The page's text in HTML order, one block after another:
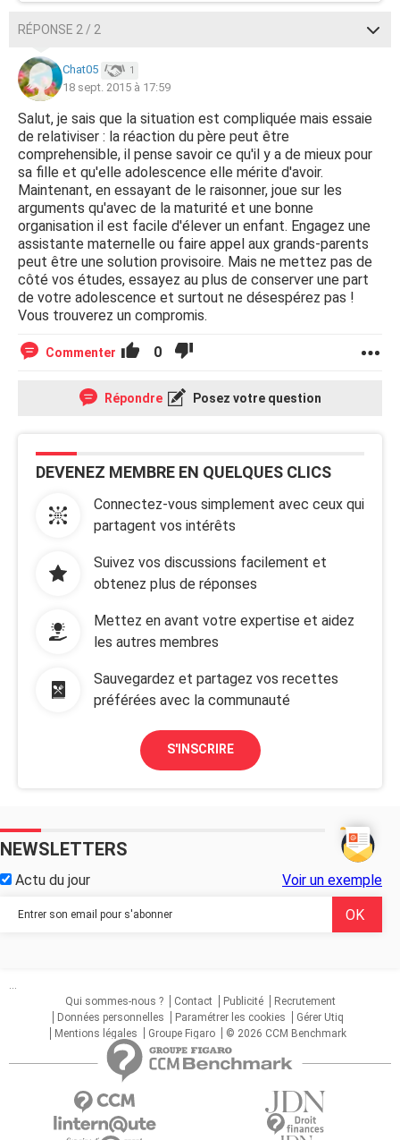
RÉPONSE 2 / 2
Chat05 1
18 sept. 2015 à 17:59
Salut, je sais que la situation est compliquée mais essaie
de relativiser : la réaction du père peut être
comprehensible, il pense savoir ce qu'il y a de mieux pour
sa fille et qu'elle adolescence elle mérite d'avoir.
Maintenant, en essayant de le raisonner, joue sur les
arguments qu'avec de la maturité et une bonne
organisation il est facile d'élever un enfant. Engagez une
assistante maternelle ou faire appel aux grands-parents
peut être une solution provisoire. Mais ne mettez pas de
côté vos études, essayez au plus de conserver une part
de votre adolescence et surtout ne désespérez pas !
Vous trouverez un compromis.
Commenter 0
Répondre Posez votre question
DEVENEZ MEMBRE EN QUELQUES CLICS
Connectez-vous simplement avec ceux qui
partagent vos intérêts
Suivez vos discussions facilement et
obtenez plus de réponses
Mettez en avant votre expertise et aidez
les autres membres
Sauvegardez et partagez vos recettes
préférées avec la communauté
S'INSCRIRE
NEWSLETTERS
Actu du jour Voir un exemple
...
Qui sommes-nous ?
Contact Publicité
Recrutement
Données personnelles
Paramétrer les cookies
Gérer Utiq
Mentions légales
Groupe Figaro © 2026 CCM Benchmark